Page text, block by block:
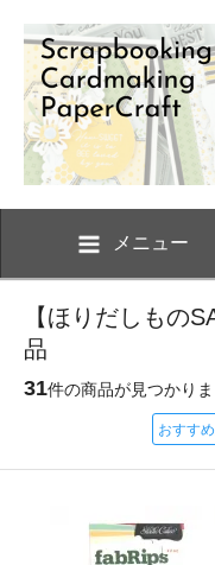
メニュー
【ほりだしもの
品
31件の商品が見つかり
おすす